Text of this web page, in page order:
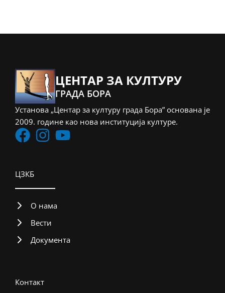
ЦЕНТАР ЗА КУЛТУРУ
ГРАДА БОРА
Установа „Центар за културу града Бора” основана је
2009. године као нова институција културе.
ЦЗКБ
О нама
Вести
Документа
Контакт